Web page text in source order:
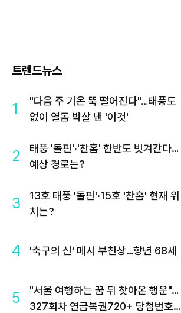
트렌드뉴스
1
"다음 주 기온 뚝 떨어진다"…태풍도
없이 열돔 박살 낸 '이것'
2
태풍 '돌핀'·'찬홈' 한반도 빗겨간다…
예상 경로는?
3
13호 태풍 '돌핀'·15호 '찬홈' 현재 위
치는?
4 '축구의 신' 메시 부친상…향년 68세
5
"서울 여행하는 꿈 뒤 찾아온 행운"…
327회차 연금복권720+ 당첨번호조